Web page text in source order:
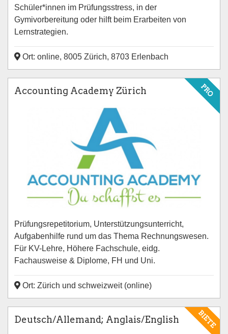
Schüler*innen im Prüfungsstress, in der
Gymivorbereitung oder hilft beim Erarbeiten von
Lernstrategien.
Ort: online, 8005 Zürich, 8703 Erlenbach
PRO
Accounting Academy Zürich
Prüfungsrepetitorium, Unterstützungsunterricht,
Aufgabenhilfe rund um das Thema Rechnungswesen.
Für KV-Lehre, Höhere Fachschule, eidg.
Fachausweise & Diplome, FH und Uni.
Ort: Zürich und schweizweit (online)
BIETE
Deutsch/Allemand; Anglais/English